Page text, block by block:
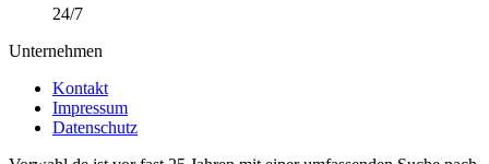
24/7
Unternehmen
Kontakt
Impressum
Datenschutz